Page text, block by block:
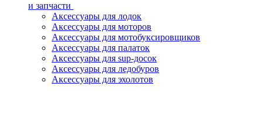
и запчасти
Аксессуары для лодок
Аксессуары для моторов
Аксессуары для мотобуксировщиков
Аксессуары для палаток
Аксессуары для sup-досок
Аксессуары для ледобуров
Аксессуары для эхолотов